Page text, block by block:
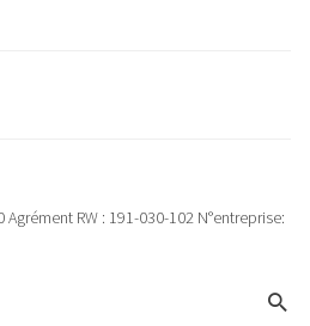
RW : 191-030-102 N°entreprise: